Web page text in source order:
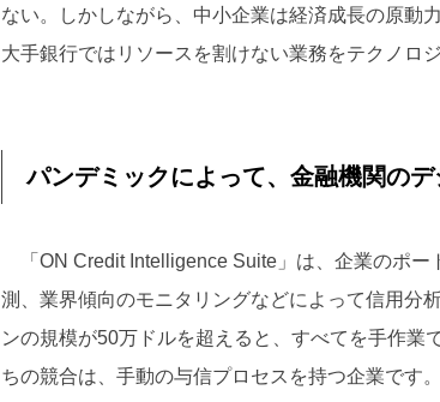
ない。しかしながら、中小企業は経済成長の原動
大手銀行ではリソースを割けない業務をテクノロ
パンデミックによって、金融機関の
「ON Credit Intelligence Suite」は、企業のポー
測、業界傾向のモニタリングなどによって信用分
ンの規模が50万ドルを超えると、すべてを手作業
ちの競合は、手動の与信プロセスを持つ企業です